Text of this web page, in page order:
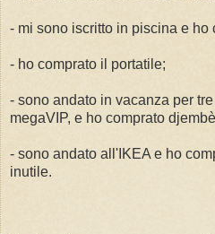
- mi sono iscritto in piscina e ho
- ho comprato il portatile;
- sono andato in vacanza per
megaVIP, e ho comprato
- sono andato all'IKEA e ho
inutile.